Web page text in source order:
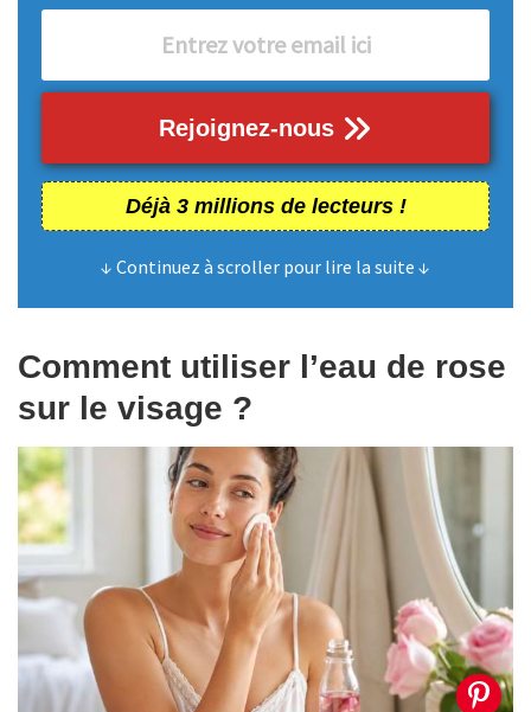
Rejoignez-nous
Déjà 3 millions de lecteurs !
↓ Continuez à scroller pour lire la suite ↓
Comment utiliser l’eau de rose
sur le visage ?